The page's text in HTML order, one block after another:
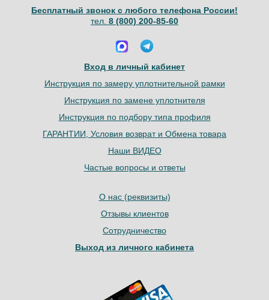
Бесплатный звонок с любого телефона России!
тел. 8 (800) 200-85-60
Вход в личный кабинет
Инструкция по замеру уплотнительной рамки
Инструкция по замене уплотнителя
Инструкция по подбору типа профиля
ГАРАНТИИ, Условия возврат и Обмена товара
Наши ВИДЕО
Частые вопросы и ответы
О нас (реквизиты)
Отзывы клиентов
Сотрудничество
Выход из личного кабинета